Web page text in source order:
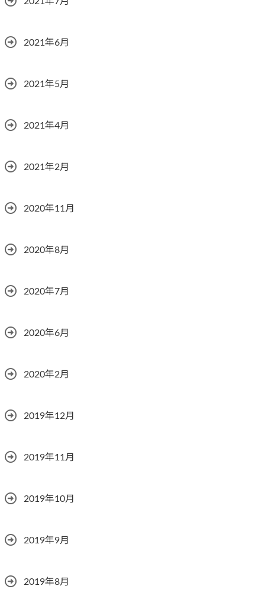
2021年6月
2021年5月
2021年4月
2021年2月
2020年11月
2020年8月
2020年7月
2020年6月
2020年2月
2019年12月
2019年11月
2019年10月
2019年9月
2019年8月